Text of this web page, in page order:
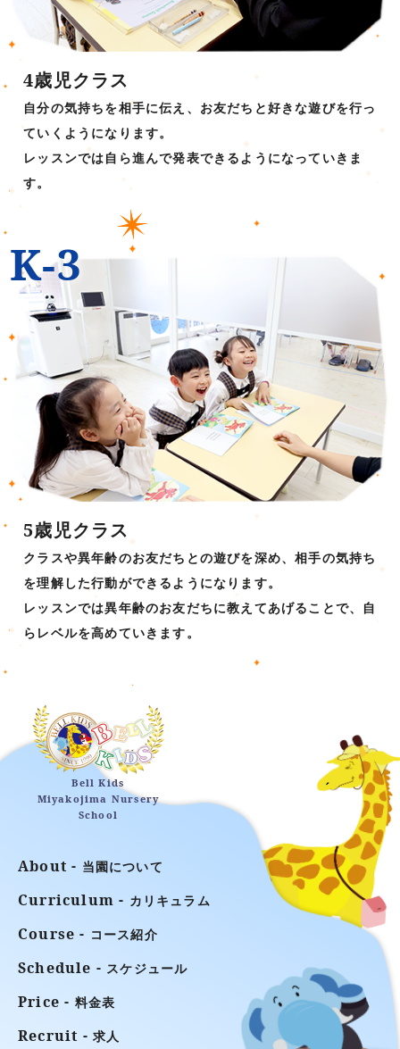
4歳児クラス
自分の気持ちを相手に伝え、お友だちと好きな遊びを行っ
ていくようになります。
レッスンでは自ら進んで発表できるようになっていきま
す。
K-3
5歳児クラス
クラスや異年齢のお友だちとの遊びを深め、相手の気持ち
を理解した行動ができるようになります。
レッスンでは異年齢のお友だちに教えてあげることで、自
らレベルを高めていきます。
Bell Kids
Miyakojima Nursery
School
About - 当園について
Curriculum - カリキュラム
Course - コース紹介
Schedule - スケジュール
Price - 料金表
Recruit - 求人